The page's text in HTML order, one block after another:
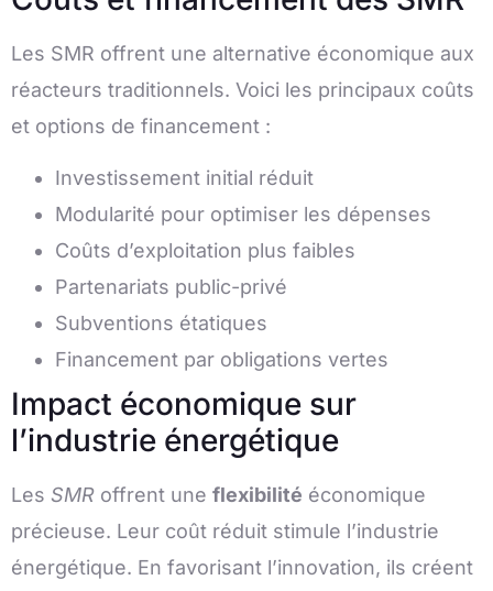
Les SMR offrent une alternative économique aux
réacteurs traditionnels. Voici les principaux coûts
et options de financement :
Investissement initial réduit
Modularité pour optimiser les dépenses
Coûts d’exploitation plus faibles
Partenariats public-privé
Subventions étatiques
Financement par obligations vertes
Impact économique sur
l’industrie énergétique
Les SMR offrent une flexibilité économique
précieuse. Leur coût réduit stimule l’industrie
énergétique. En favorisant l’innovation, ils créent